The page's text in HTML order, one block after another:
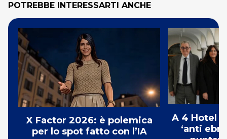
POTREBBE INTERESSARTI ANCHE
X Factor 2026: è polemica
per lo spot fatto con l’IA
A 4 Hotel
‘anti